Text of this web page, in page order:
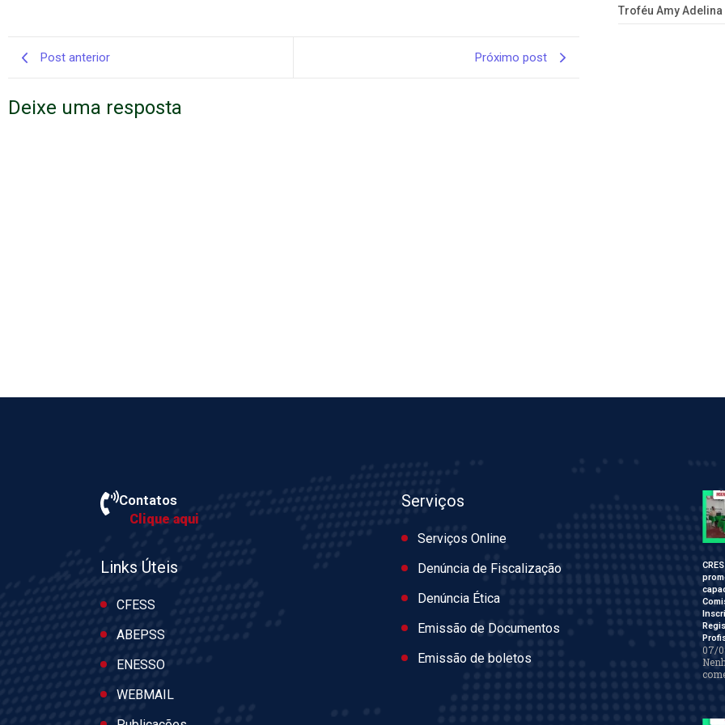
Troféu Amy Adelina
Post anterior Próximo post
Deixe uma resposta
Contatos
Clique aqui
Links Úteis
CFESS
ABEPSS
ENESSO
WEBMAIL
Serviços
Serviços Online
Denúncia de Fiscalização
Denúncia Ética
Emissão de Documentos
Emissão de boletos
07/